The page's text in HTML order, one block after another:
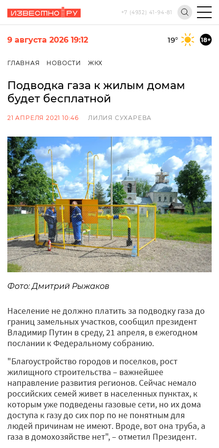
+7 (4932) 41-94-81
9 августа 2026 19:12 19° 18+
ГЛАВНАЯ НОВОСТИ ЖКХ
Подводка газа к жилым домам
будет бесплатной
21 АПРЕЛЯ 2021 10:46 ЛИЛИЯ СУХАРЕВА
Фото: Дмитрий Рыжаков
Население не должно платить за подводку газа до
границ замельных участков, сообщил президент
Владимир Путин в среду, 21 апреля, в ежегодном
послании к Федеральному собранию.
"Благоустройство городов и поселков, рост
жилищного строительства – важнейшее
направление развития регионов. Сейчас немало
российских семей живет в населенных пунктах, к
которым уже подведены газовые сети, но их дома
доступа к газу до сих пор по не понятным для
людей причинам не имеют. Вроде, вот она труба, а
газа в домохозяйстве нет", – отметил Президент.